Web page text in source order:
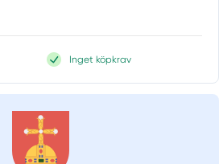
Inget köpkrav